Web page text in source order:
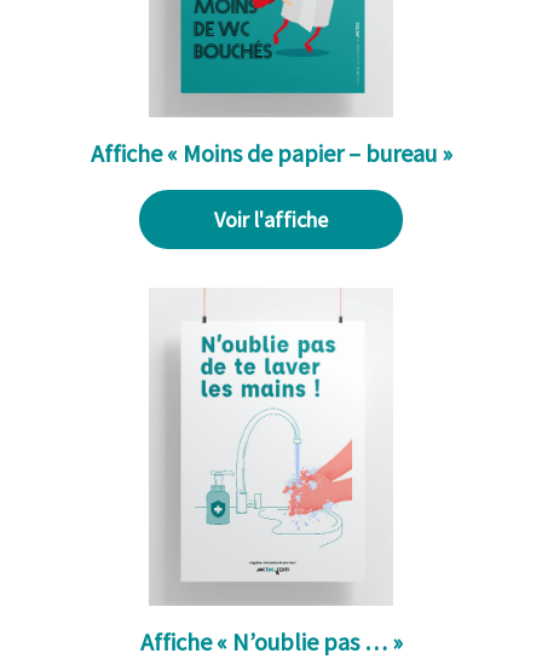
Affiche « Moins de papier – bureau »
Voir l'affiche
Affiche « N’oublie pas … »